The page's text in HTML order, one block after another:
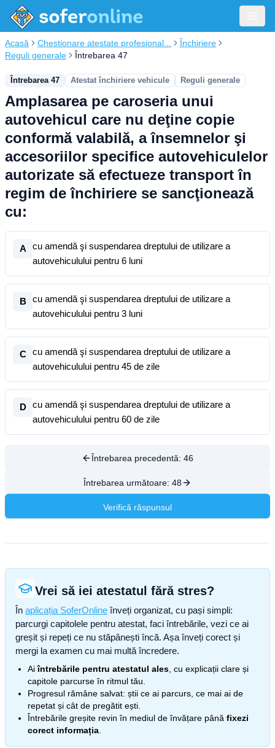
Acasă Chestionare atestate profesional...
Închiriere
Reguli generale
Întrebarea 47
Întrebarea 47 Atestat închiriere vehicule Reguli generale
Amplasarea pe caroseria unui
autovehicul care nu deţine copie
conformă valabilă, a însemnelor şi
accesoriilor specifice autovehiculelor
autorizate să efectueze transport în
regim de închiriere se sancţionează
cu:
A
cu amendă şi suspendarea dreptului de utilizare a
autovehiculului pentru 6 luni
B
cu amendă şi suspendarea dreptului de utilizare a
autovehiculului pentru 3 luni
C
cu amendă şi suspendarea dreptului de utilizare a
autovehiculului pentru 45 de zile
D
cu amendă şi suspendarea dreptului de utilizare a
autovehiculului pentru 60 de zile
Întrebarea precedentă: 46
Întrebarea următoare: 48
Verifică răspunsul
Vrei să iei atestatul fără stres?
În aplicația SoferOnline înveți organizat, cu pași simpli:
parcurgi capitolele pentru atestat, faci întrebările, vezi ce ai
greșit și repeți ce nu stăpânești încă. Așa înveți corect și
mergi la examen cu mai multă încredere.
Aiîntrebările pentru atestatul ales , cu explicații clare și
capitole parcurse în ritmul tău.
Progresul rămâne salvat: știi ce ai parcurs, ce mai ai de
repetat și cât de pregătit ești.
Întrebările greșite revin în mediul de învățare până fixezi
corect informația